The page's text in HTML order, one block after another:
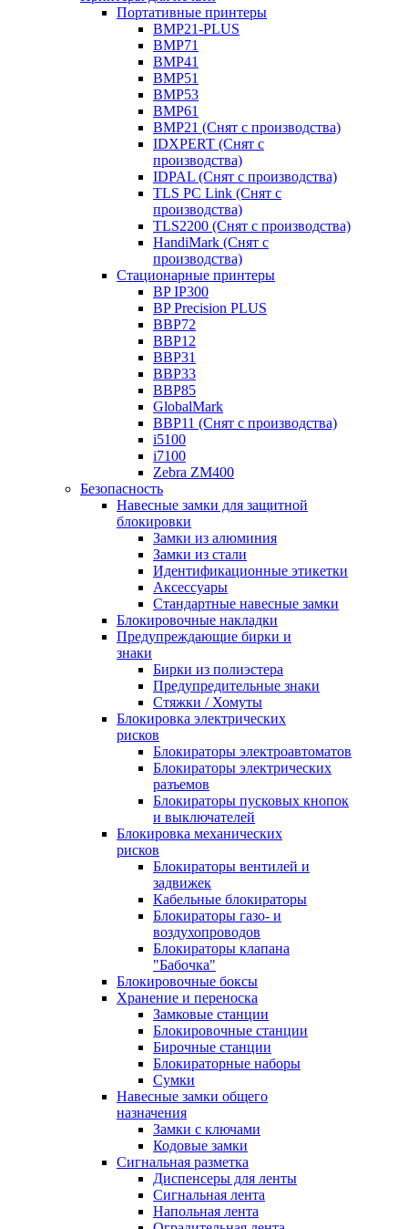
Портативные принтеры
BMP21-PLUS
BMP71
BMP41
BMP51
BMP53
BMP61
BMP21 (Снят с производства)
IDXPERT (Снят с
производства)
IDPAL (Снят с производства)
TLS PC Link (Снят с
производства)
TLS2200 (Снят с производства)
HandiMark (Снят с
производства)
Стационарные принтеры
BP IP300
BP Precision PLUS
BBP72
BBP12
BBP31
BBP33
BBP85
GlobalMark
BBP11 (Снят с производства)
i5100
i7100
Zebra ZM400
Безопасность
Навесные замки для защитной
блокировки
Замки из алюминия
Замки из стали
Идентификационные этикетки
Аксессуары
Стандартные навесные замки
Блокировочные накладки
Предупреждающие бирки и
знаки
Бирки из полиэстера
Предупредительные знаки
Стяжки / Хомуты
Блокировка электрических
рисков
Блокираторы электроавтоматов
Блокираторы электрических
разъемов
Блокираторы пусковых кнопок
и выключателей
Блокировка механических
рисков
Блокираторы вентилей и
задвижек
Кабельные блокираторы
Блокираторы газо- и
воздухопроводов
Блокираторы клапана
"Бабочка"
Блокировочные боксы
Хранение и переноска
Замковые станции
Блокировочные станции
Бирочные станции
Блокираторные наборы
Сумки
Навесные замки общего
назначения
Замки с ключами
Кодовые замки
Сигнальная разметка
Диспенсеры для ленты
Сигнальная лента
Напольная лента